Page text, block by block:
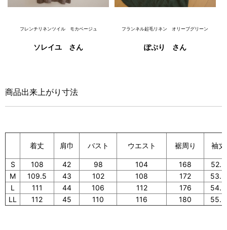
フレンチリネンツイル モカベージュ フランネル起毛リネン オリーブグリーン
ソレイユ さん ぽぷり さん
商品出来上がり寸法
着丈 肩巾 バスト ウエスト 裾周り 袖丈
S 108 42 98 104 168
52.5
M
109.5 43 102 108 172
53.5
L
111 44 106 112 176
54.5
LL
112 45 110 116 180 55.5